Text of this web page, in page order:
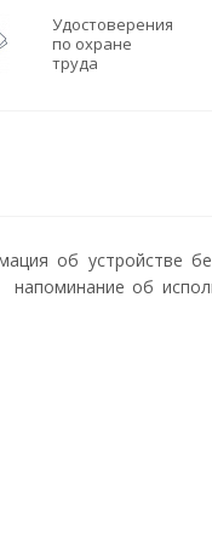
Удостоверения
по охране
труда
об устройстве
напоминание об